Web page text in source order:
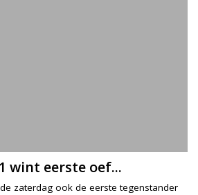
wint eerste oef...
zaterdag ook de eerste tegenstander